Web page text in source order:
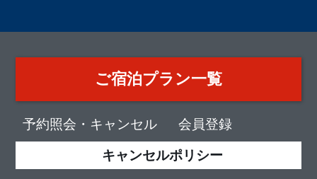
ご宿泊プラン一覧
予約照会・キャンセル 会員登録
キャンセルポリシー